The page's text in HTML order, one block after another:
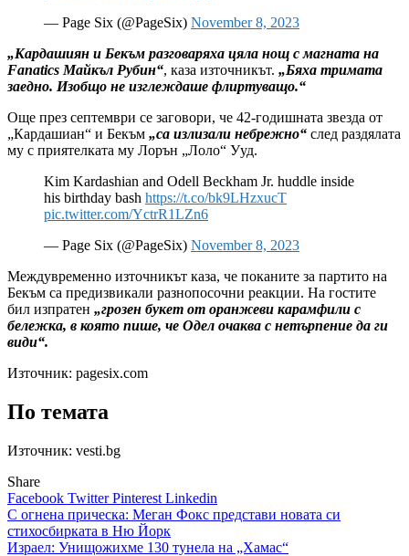
— Page Six (@PageSix) November 8, 2023
„Кардашиян и Бекъм разговаряха цяла нощ с магната на
Fanatics Майкъл Рубин“, каза източникът. „Бяха тримата
заедно. Изобщо не изглеждаше флиртуващо.“
Още през септември се заговори, че 42-годишната звезда от
„Кардашиан“ и Бекъм „са излизали небрежно“ след раздялата
му с приятелката му Лорън „Лоло“ Ууд.
Kim Kardashian and Odell Beckham Jr. huddle inside
his birthday bash https://t.co/bk9LHzxucT
pic.twitter.com/YctrR1LZn6
— Page Six (@PageSix) November 8, 2023
Междувременно източникът каза, че поканите за партито на
Бекъм са предизвикали разнопосочни реакции. На гостите
бил изпратен „грозен букет от оранжеви карамфили с
бележка, в която пише, че Одел очаква с нетърпение да ги
види“.
Източник: pagesix.com
По темата
Източник: vesti.bg
Share
Facebook TwitterPinterest Linkedin
Навигация
С огнена прическа: Меган Фокс представи новата си
стихосбирката в Ню Йорк
Израел: Унищожихме 130 тунела на „Хамас“